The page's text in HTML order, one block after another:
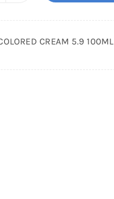
CREAM 5.9 100ML